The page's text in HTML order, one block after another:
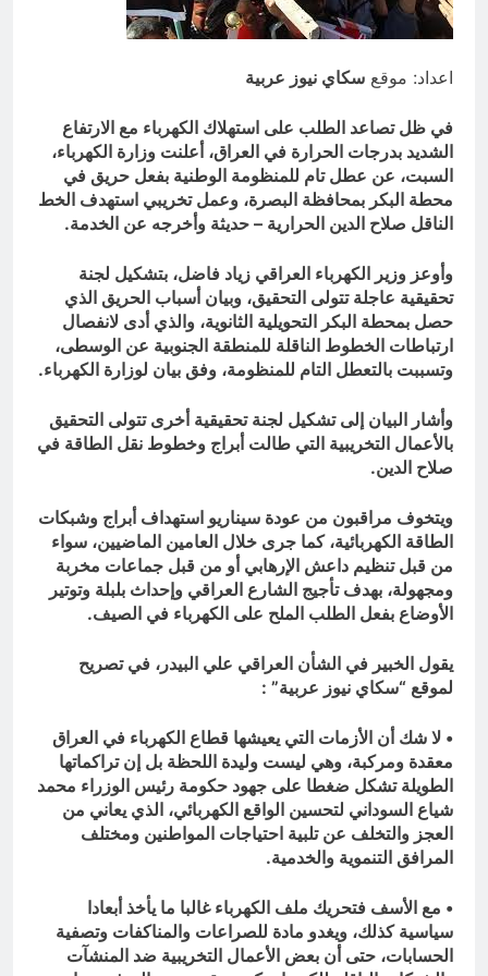
ساعتين Ago
ازمة العلم العراقي.. ليست ازمة فقدان
الوطنية بالعلم نفسه) نركز على فئة
الوقت (تغضب عندما ترى عراقي يرفع علم
اجنبي)
اعداد: موقع سكاي نيوز عربية
في ظل تصاعد الطلب على استهلاك الكهرباء مع الارتفاع
الشديد بدرجات الحرارة في العراق، أعلنت وزارة الكهرباء،
السبت، عن عطل تام للمنظومة الوطنية بفعل حريق في
محطة البكر بمحافظة البصرة، وعمل تخريبي استهدف الخط
الناقل صلاح الدين الحرارية – حديثة وأخرجه عن الخدمة.
وأوعز وزير الكهرباء العراقي زياد فاضل، بتشكيل لجنة
تحقيقية عاجلة تتولى التحقيق، وبيان أسباب الحريق الذي
حصل بمحطة البكر التحويلية الثانوية، والذي أدى لانفصال
ارتباطات الخطوط الناقلة للمنطقة الجنوبية عن الوسطى،
وتسببت بالتعطل التام للمنظومة، وفق بيان لوزارة الكهرباء.
وأشار البيان إلى تشكيل لجنة تحقيقية أخرى تتولى التحقيق
بالأعمال التخريبية التي طالت أبراج وخطوط نقل الطاقة في
صلاح الدين.
ويتخوف مراقبون من عودة سيناريو استهداف أبراج وشبكات
الطاقة الكهربائية، كما جرى خلال العامين الماضيين، سواء
من قبل تنظيم داعش الإرهابي أو من قبل جماعات مخربة
ومجهولة، بهدف تأجيج الشارع العراقي وإحداث بلبلة وتوتير
الأوضاع بفعل الطلب الملح على الكهرباء في الصيف.
يقول الخبير في الشأن العراقي علي البيدر، في تصريح
لموقع “سكاي نيوز عربية” :
• لا شك أن الأزمات التي يعيشها قطاع الكهرباء في العراق
معقدة ومركبة، وهي ليست وليدة اللحظة بل إن تراكماتها
الطويلة تشكل ضغطا على جهود حكومة رئيس الوزراء محمد
شياع السوداني لتحسين الواقع الكهربائي، الذي يعاني من
العجز والتخلف عن تلبية احتياجات المواطنين ومختلف
المرافق التنموية والخدمية.
• مع الأسف فتحريك ملف الكهرباء غالبا ما يأخذ أبعادا
سياسية كذلك، ويغدو مادة للصراعات والمناكفات وتصفية
الحسابات، حتى أن بعض الأعمال التخريبية ضد المنشآت